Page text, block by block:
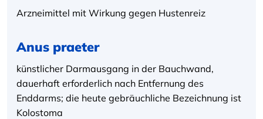
Arzneimittel mit Wirkung gegen Hustenreiz
Anus praeter
künstlicher Darmausgang in der Bauchwand,
dauerhaft erforderlich nach Entfernung des
Enddarms; die heute gebräuchliche Bezeichnung ist
Kolostoma